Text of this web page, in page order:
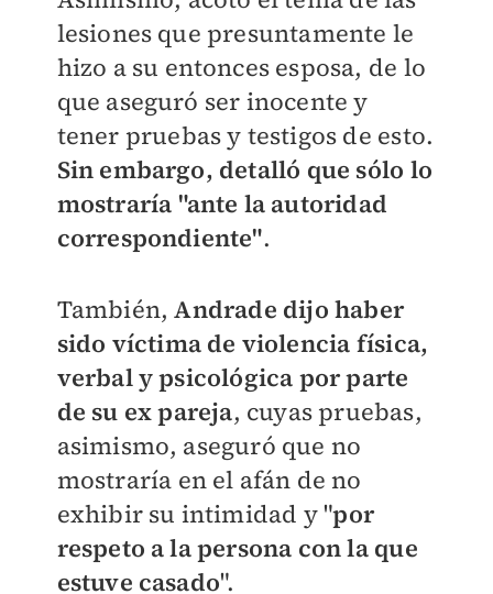
lesiones que presuntamente le
hizo a su entonces esposa, de lo
que aseguró ser inocente y
tener pruebas y testigos de esto.
Sin embargo, detalló que sólo lo
mostraría "ante la autoridad
correspondiente".
También,Andrade dijo haber
sido víctima de violencia física,
verbal y psicológica por parte
de su ex pareja, cuyas pruebas,
asimismo, aseguró que no
mostraría en el afán de no
exhibir su intimidad y "por
respeto a la persona con la que
estuve casado".